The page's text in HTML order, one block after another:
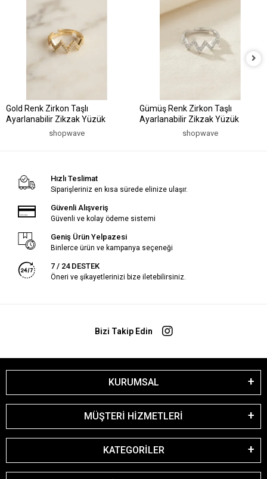
Gold Renk Zirkon Taşlı
Ayarlanabilir Zikzak Yüzük
shopwave
Gümüş Renk Zirkon Taşlı
Ayarlanabilir Zikzak Yüzük
shopwave
Hızlı Teslimat
Siparişleriniz en kısa sürede elinize ulaşır.
Güvenli Alışveriş
Güvenli ve kolay ödeme sistemi
Geniş Ürün Yelpazesi
Binlerce ürün ve kampanya seçeneği
7 / 24 DESTEK
Öneri ve şikayetlerinizi bize iletebilirsiniz.
Bizi Takip Edin
KURUMSAL
MÜŞTERİ HİZMETLERİ
KATEGORİLER